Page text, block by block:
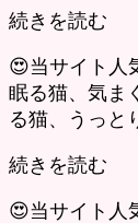
続きを読む
😍当サイト人
眠る猫、気ま
る猫、うっと
続きを読む
😍当サイト人